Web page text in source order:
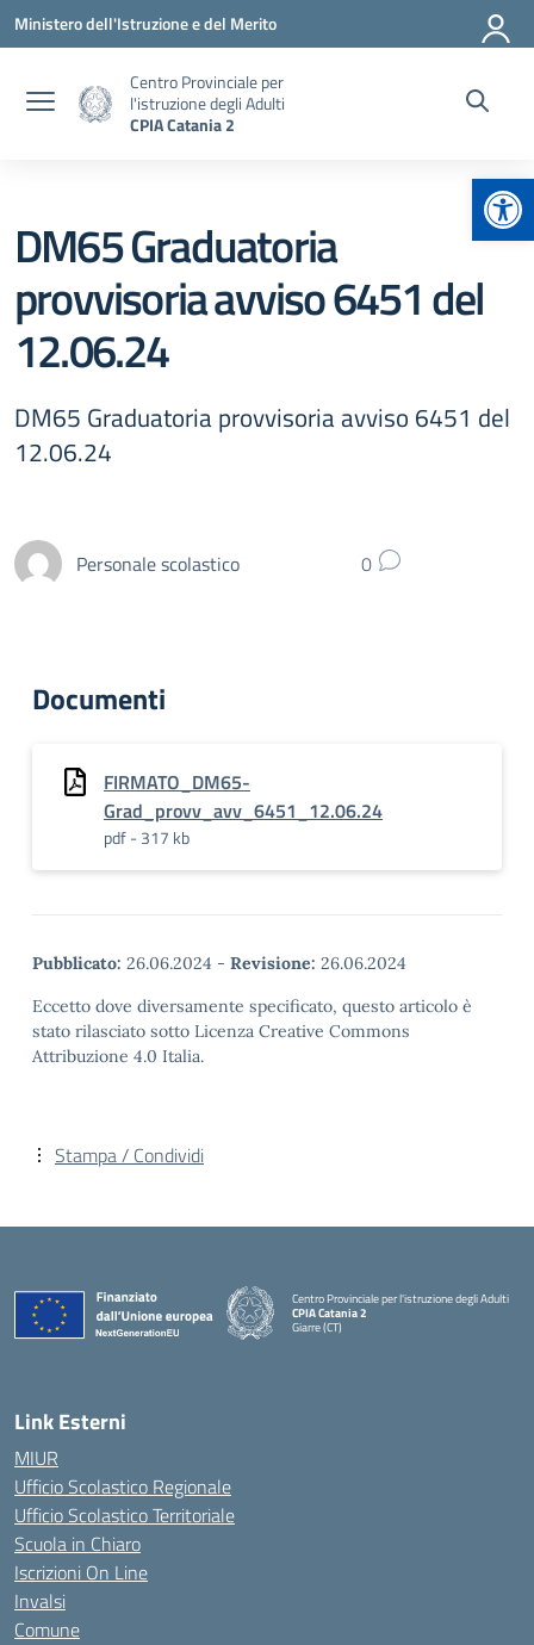
Vai ai contenuti
Vai al menu di navigazione
Vai al footer
Ministero dell'Istruzione e del Merito
Centro Provinciale per
l'istruzione degli Adulti
CPIA Catania 2
DM65 Graduatoria
provvisoria avviso 6451 del
12.06.24
DM65 Graduatoria provvisoria avviso 6451 del
12.06.24
Personale scolastico 0
Documenti
FIRMATO_DM65-
Grad_provv_avv_6451_12.06.24
pdf - 317 kb
Pubblicato: 26.06.2024 - Revisione: 26.06.2024
Eccetto dove diversamente specificato, questo articolo è
stato rilasciato sotto Licenza Creative Commons
Attribuzione 4.0 Italia.
Stampa / Condividi
Centro Provinciale per l'istruzione degli Adulti
CPIA Catania 2
Giarre (CT)
Link Esterni
MIUR
Ufficio Scolastico Regionale
Ufficio Scolastico Territoriale
Scuola in Chiaro
Iscrizioni On Line
Invalsi
Comune